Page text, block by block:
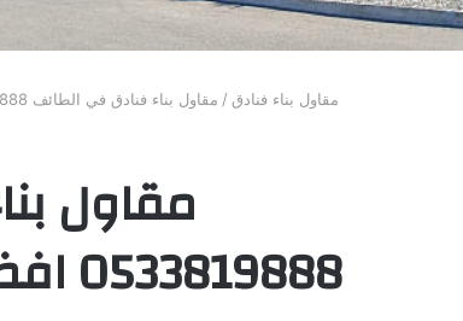
مقاول بناء فنادق / مقاول بناء فنادق في الطائف 0533819888 افضل شركة بناء فنادق بالطائف | 2026
مقاول